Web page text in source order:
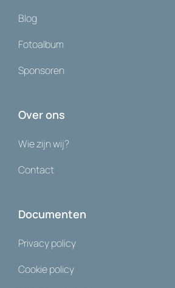
Blog
Fotoalbum
Sponsoren
Over ons
Wie zijn wij?
Contact
Documenten
Privacy policy
Cookie policy